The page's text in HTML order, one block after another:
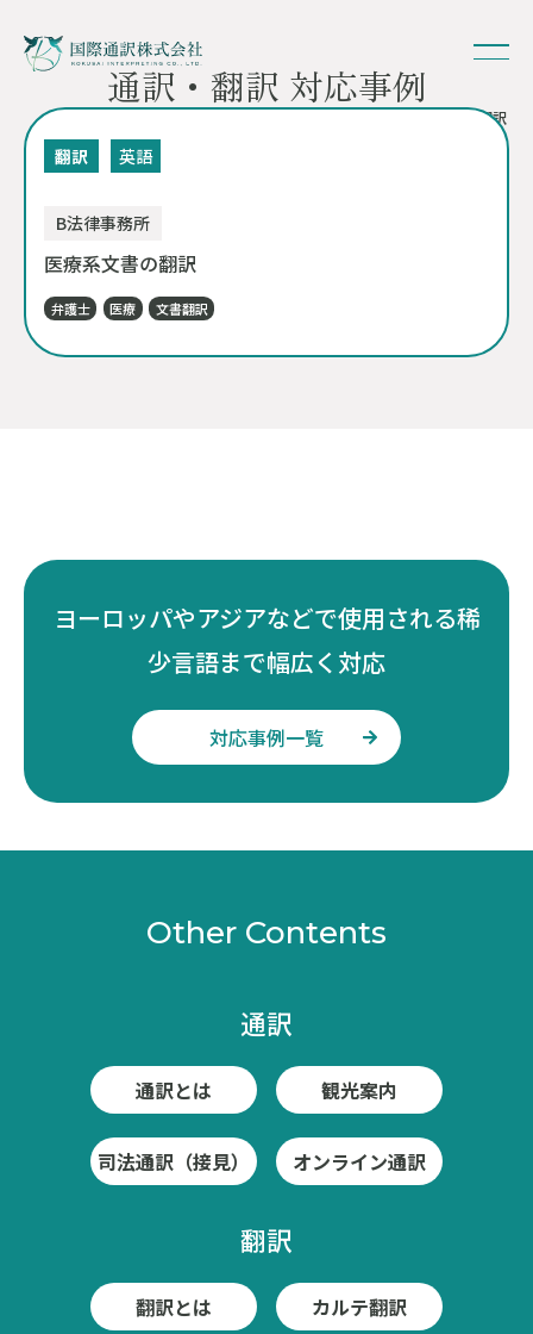
通訳・翻訳 対応事例
- 医療系文書の翻訳
翻訳 英語
B法律事務所
医療系文書の翻訳
弁護士 医療 文書翻訳
ヨーロッパやアジアなどで使用される稀
少言語まで幅広く対応
対応事例一覧
Other Contents
通訳
通訳とは 観光案内
司法通訳（接見） オンライン通訳
翻訳
翻訳とは カルテ翻訳